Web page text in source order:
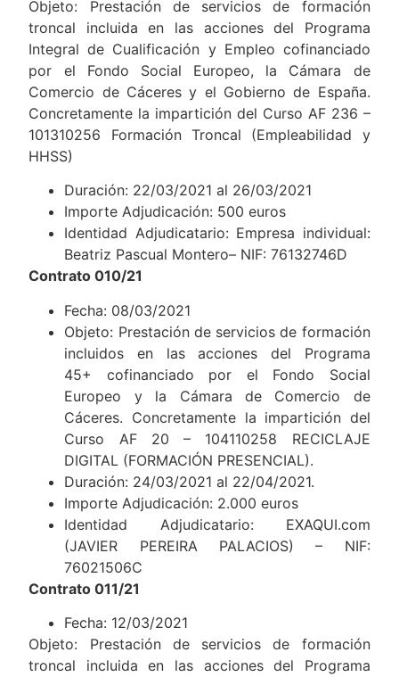
Objeto: Prestación de servicios de formación
troncal incluida en las acciones del Programa
Integral de Cualificación y Empleo cofinanciado
por el Fondo Social Europeo, la Cámara de
Comercio de Cáceres y el Gobierno de España.
Concretamente la impartición del Curso AF 236 –
101310256 Formación Troncal (Empleabilidad y
HHSS)
Duración: 22/03/2021 al 26/03/2021
Importe Adjudicación: 500 euros
Identidad Adjudicatario: Empresa individual:
Beatriz Pascual Montero– NIF: 76132746D
Contrato 010/21
Fecha: 08/03/2021
Objeto: Prestación de servicios de formación
incluidos en las acciones del Programa
45+ cofinanciado por el Fondo Social
Europeo y la Cámara de Comercio de
Cáceres. Concretamente la impartición del
Curso AF 20 – 104110258 RECICLAJE
DIGITAL (FORMACIÓN PRESENCIAL).
Duración: 24/03/2021 al 22/04/2021.
Importe Adjudicación: 2.000 euros
Identidad Adjudicatario: EXAQUI.com
(JAVIER PEREIRA PALACIOS) – NIF:
76021506C
Contrato 011/21
Fecha: 12/03/2021
Objeto: Prestación de servicios de formación
troncal incluida en las acciones del Programa